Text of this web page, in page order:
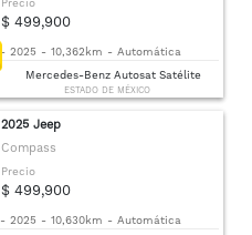
Precio
$ 499,900
- 2025 - 10,362km - Automática
Mercedes-Benz Autosat Satélite
ESTADO DE MÉXICO
2025 Jeep
Compass
Precio
$ 499,900
- 2025 - 10,630km - Automática